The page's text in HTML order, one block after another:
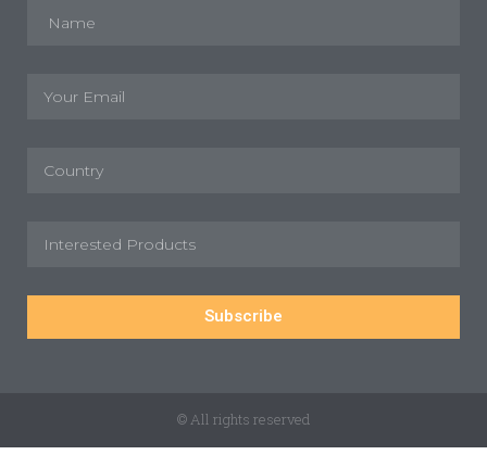
Subscribe
© All rights reserved